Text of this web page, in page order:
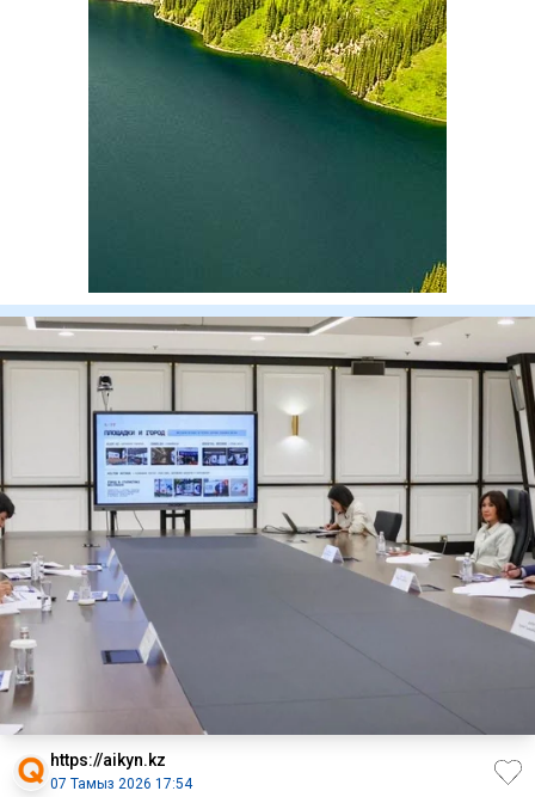
https://aikyn.kz
07 Тамыз 2026 17:54